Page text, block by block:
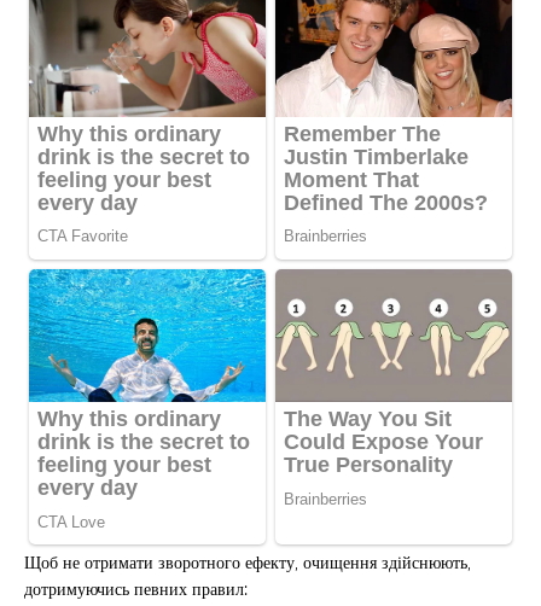
Щоб не отримати зворотного ефекту, очищення здійснюють,
дотримуючись певних правил: